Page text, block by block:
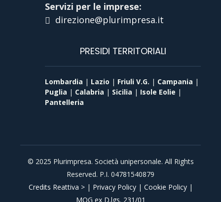
Servizi per le imprese:
direzione@plurimpresa.it
PRESIDI TERRITORIALI
Lombardia | Lazio | Friuli V.G. | Campania |
Puglia | Calabria | Sicilia | Isole Eolie |
Pantelleria
© 2025 Plurimpresa. Società unipersonale. All Rights
Reserved. P.I. 04781540879
Credits Reattiva >| Privacy Policy| Cookie Policy|
MOG ex D.lgs. 231/01